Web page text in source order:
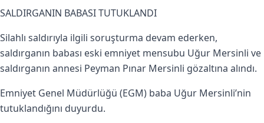
SALDIRGANIN BABASI TUTUKLANDI
Silahlı saldırıyla ilgili soruşturma devam ederken,
saldırganın babası eski emniyet mensubu Uğur Mersinli ve
saldırganın annesi Peyman Pınar Mersinli gözaltına alındı.
Emniyet Genel Müdürlüğü (EGM) baba Uğur Mersinli’nin
tutuklandığını duyurdu.